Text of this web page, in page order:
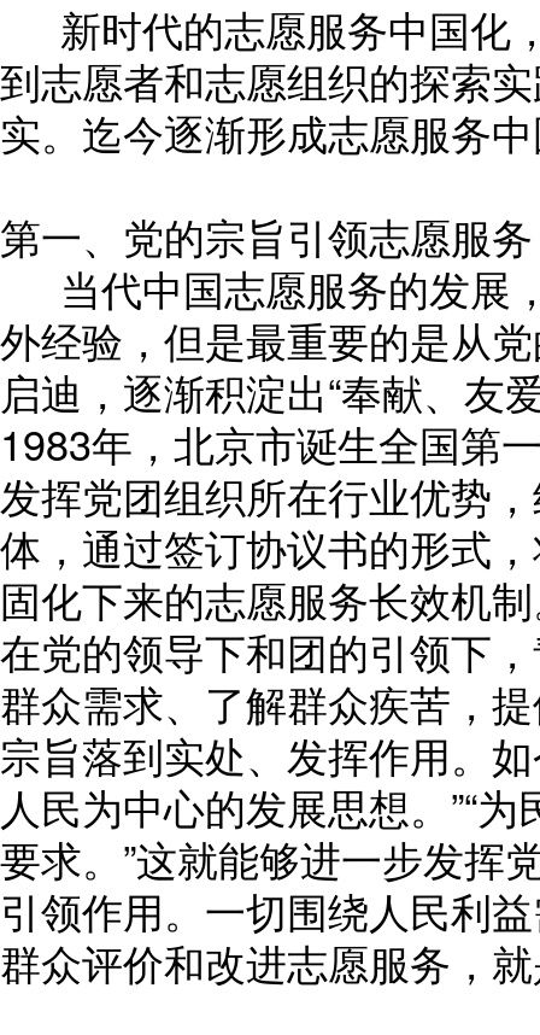
新时代的志愿服务中国化
到志愿者和志愿组织的探索
实。迄今逐渐形成志愿服务
第一、党的宗旨引领志愿服务
当代中国志愿服务的发展
外经验，但是最重要的是从
启迪，逐渐积淀出“奉献、友
1983年，北京市诞生全国第
发挥党团组织所在行业优势
体，通过签订协议书的形式
固化下来的志愿服务长效机
在党的领导下和团的引领下
群众需求、了解群众疾苦，
宗旨落到实处、发挥作用。
人民为中心的发展思想。”“
要求。”这就能够进一步发挥
引领作用。一切围绕人民利
群众评价和改进志愿服务，